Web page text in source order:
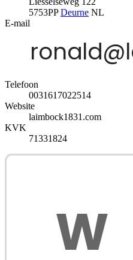
5753PPDeurne NL
E-mail
Telefoon
0031617022514
Website
laimbock1831.com
KVK
71331824